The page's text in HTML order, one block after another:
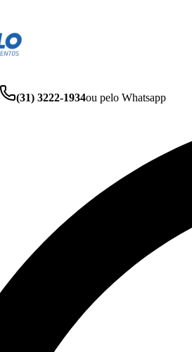
(31) 3222-1934ou pelo Whatsapp